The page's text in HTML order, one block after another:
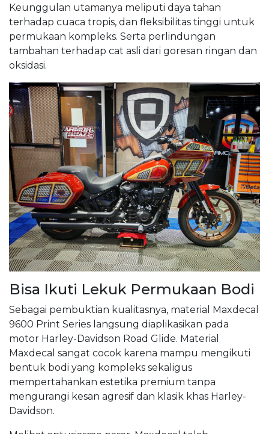
Keunggulan utamanya meliputi daya tahan
terhadap cuaca tropis, dan fleksibilitas tinggi untuk
permukaan kompleks. Serta perlindungan
tambahan terhadap cat asli dari goresan ringan dan
oksidasi.
Bisa Ikuti Lekuk Permukaan Bodi
Sebagai pembuktian kualitasnya, material Maxdecal
9600 Print Series langsung diaplikasikan pada
motor Harley-Davidson Road Glide. Material
Maxdecal sangat cocok karena mampu mengikuti
bentuk bodi yang kompleks sekaligus
mempertahankan estetika premium tanpa
mengurangi kesan agresif dan klasik khas Harley-
Davidson.